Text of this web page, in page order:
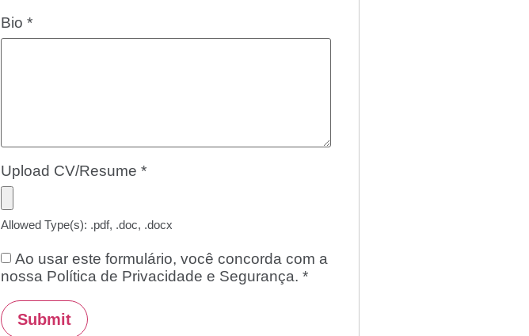
Bio *
Upload CV/Resume *
Allowed Type(s): .pdf, .doc, .docx
Ao usar este formulário, você concorda com a
nossa Política de Privacidade e Segurança. *